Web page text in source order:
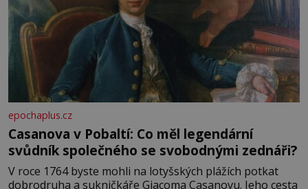
epochaplus.cz
Casanova v Pobaltí: Co měl legendární
svůdník společného se svobodnými zednáři?
V roce 1764 byste mohli na lotyšských plážích potkat
dobrodruha a sukničkáře Giacoma Casanovu. Jeho cesta